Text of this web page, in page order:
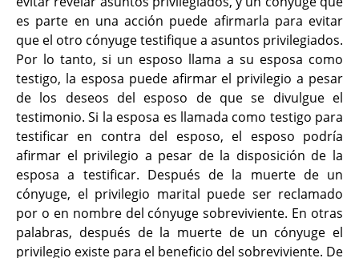
es parte en una acción puede afirmarla para evitar
que el otro cónyuge testifique a asuntos privilegiados.
Por lo tanto, si un esposo llama a su esposa como
testigo, la esposa puede afirmar el privilegio a pesar
de los deseos del esposo de que se divulgue el
testimonio. Si la esposa es llamada como testigo para
testificar en contra del esposo, el esposo podría
afirmar el privilegio a pesar de la disposición de la
esposa a testificar. Después de la muerte de un
cónyuge, el privilegio marital puede ser reclamado
por o en nombre del cónyuge sobreviviente. En otras
palabras, después de la muerte de un cónyuge el
privilegio existe para el beneficio del sobreviviente. De